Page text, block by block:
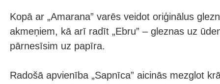
Kopā ar „Amarana” varēs veidot oriģinālus
akmeņiem, kā arī radīt „Ebru” – gleznas uz
pārnesīsim uz papīra.
Radošā apvienība „Sapnīca” aicinās mezglot